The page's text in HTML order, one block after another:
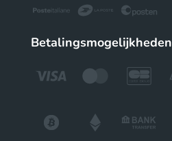
Betalingsmogelijkheden